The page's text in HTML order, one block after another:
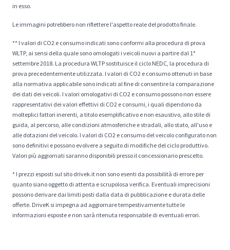
in esso.
Le immagini potrebbero non riflettere l'aspetto reale del prodotto finale.
** I valori di CO2 e consumo indicati sono conformi alla procedura di prova
WLTP, ai sensi della quale sono omologati i veicoli nuovi a partire dal 1°
settembre 2018. La procedura WLTP sostituisce il ciclo NEDC, la procedura di
prova precedentemente utilizzata. I valori di CO2 e consumo ottenuti in base
alla normativa applicabile sono indicati al fine di consentire la comparazione
dei dati dei veicoli. I valori omologativi di CO2 e consumo possono non essere
rappresentativi dei valori effettivi di CO2 e consumi, i quali dipendono da
molteplici fattori inerenti, a titolo esemplificativo e non esaustivo, allo stile di
guida, al percorso, alle condizioni atmosferiche e stradali, allo stato, all'uso e
alle dotazioni del veicolo. I valori di CO2 e consumo del veicolo configurato non
sono definitivi e possono evolvere a seguito di modifiche del ciclo produttivo.
Valori più aggiornati saranno disponibili presso il concessionario prescelto.
* I prezzi esposti sul sito drivek.it non sono esenti da possibilità di errore per
quanto siano oggetto di attenta e scrupolosa verifica. Eventuali imprecisioni
possono derivare dai limiti posti dalla data di pubblicazione e durata delle
offerte. DriveK si impegna ad aggiornare tempestivamente tutte le
informazioni esposte e non sarà ritenuta responsabile di eventuali errori.